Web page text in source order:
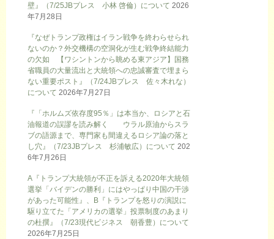
壁』（7/25JBプレス 小林 啓倫）について 2026
年7月28日
『なぜトランプ政権はイラン戦争を終わらせられ
ないのか？外交機構の空洞化が生む戦争終結能力
の欠如 【ワシントンから眺める東アジア】国務
省職員の大量流出と大統領への忠誠審査で埋まら
ない重要ポスト』（7/24JBプレス 佐々木れな）
について 2026年7月27日
『「ホルムズ依存度95％」は本当か、ロシアと石
油報道の誤謬を読み解く ウラル原油からスラ
ブの語源まで、専門家も間違えるロシア論の落と
し穴』（7/23JBプレス 杉浦敏広）について 202
6年7月26日
A『トランプ大統領が不正を訴える2020年大統領
選挙「バイデンの勝利」にはやっぱり中国の干渉
があった可能性』、B『トランプを怒りの演説に
駆り立てた「アメリカの選挙」投票制度のあまり
の杜撰』（7/23現代ビジネス 朝香豊）について
2026年7月25日